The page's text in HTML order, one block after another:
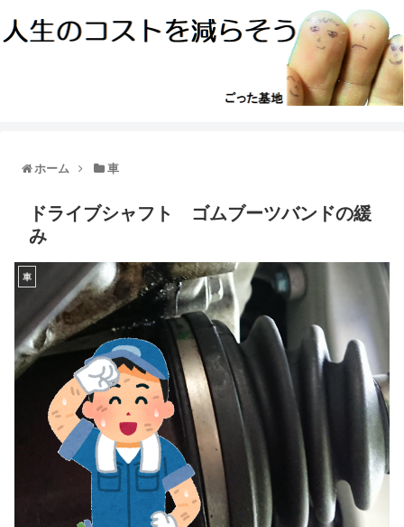
ホーム 車
ドライブシャフト ゴムブーツバンドの緩
み
車